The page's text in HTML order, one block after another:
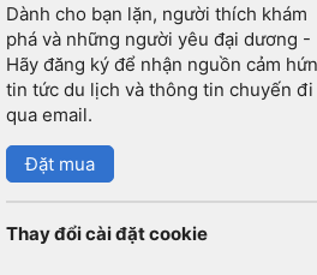
Dành cho bạn lặn, người thích khám
phá và những người yêu đại dương -
Hãy đăng ký để nhận nguồn cảm
tin tức du lịch và thông tin chuyến đi
qua email.
Đặt mua
Thay đổi cài đặt cookie